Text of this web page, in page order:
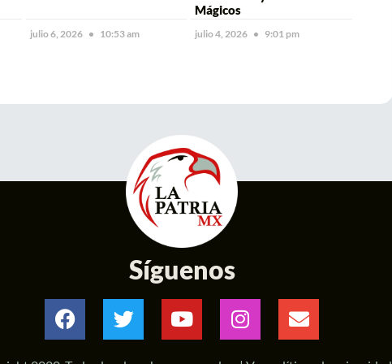
julio 6, 2026 10:53 am
Mágicos
julio 4, 2026 9:01 pm
Síguenos